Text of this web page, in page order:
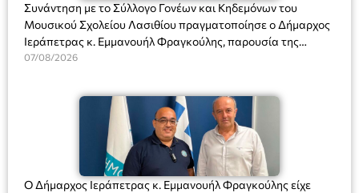
Συνάντηση με το Σύλλογο Γονέων και Κηδεμόνων του
Μουσικού Σχολείου Λασιθίου πραγματοποίησε ο Δήμαρχος
Ιεράπετρας κ. Εμμανουήλ Φραγκούλης, παρουσία της
Διευθύντριας του σχολείου κας Μαριάννας Χαΐτα.
07/08/2026
Ο Δήμαρχος Ιεράπετρας κ. Εμμανουήλ Φραγκούλης είχε